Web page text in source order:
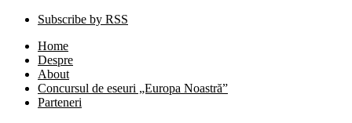
Subscribe by RSS
Home
Despre
About
Concursul de eseuri „Europa Noastră”
Parteneri